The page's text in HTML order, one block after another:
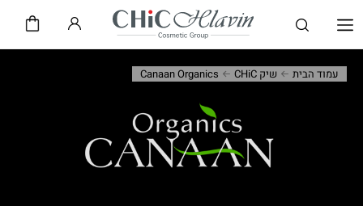
עמוד הבית שיק CHiC Canaan Organics